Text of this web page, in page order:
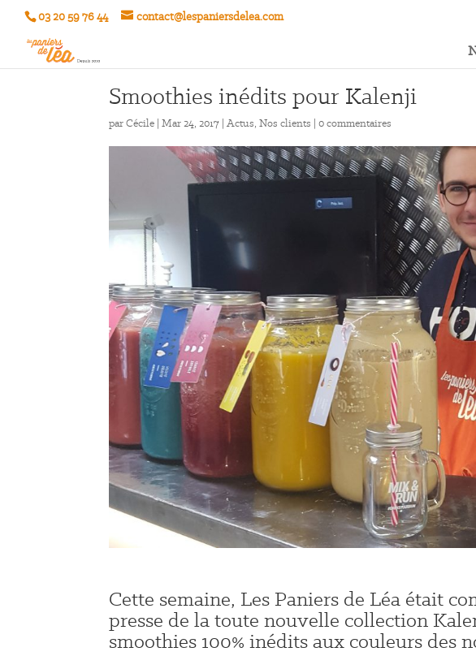
03 20 59 76 44 contact@lespaniersdelea.com
Smoothies inédits pour Kalenji
parCécile |Mar 24, 2017 |Actus,Nos clients |0 commentaires
Cette semaine, Les Paniers de Léa était
presse de la toute nouvelle collection
smoothies 100% inédits aux couleurs des